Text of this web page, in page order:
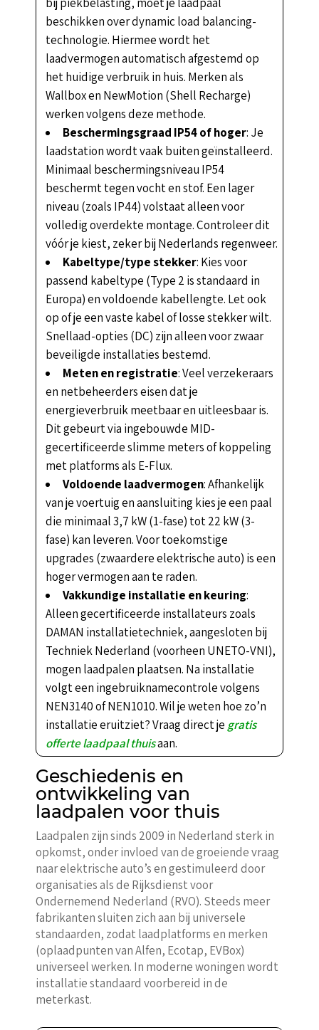
beschikken over dynamic load balancing-
technologie. Hiermee wordt het
laadvermogen automatisch afgestemd op
het huidige verbruik in huis. Merken als
Wallbox en NewMotion (Shell Recharge)
werken volgens deze methode.
Beschermingsgraad IP54 of hoger: Je
laadstation wordt vaak buiten geïnstalleerd.
Minimaal beschermingsniveau IP54
beschermt tegen vocht en stof. Een lager
niveau (zoals IP44) volstaat alleen voor
volledig overdekte montage. Controleer dit
vóór je kiest, zeker bij Nederlands regenweer.
Kabeltype/type stekker: Kies voor
passend kabeltype (Type 2 is standaard in
Europa) en voldoende kabellengte. Let ook
op of je een vaste kabel of losse stekker wilt.
Snellaad-opties (DC) zijn alleen voor zwaar
beveiligde installaties bestemd.
Meten en registratie: Veel verzekeraars
en netbeheerders eisen dat je
energieverbruik meetbaar en uitleesbaar is.
Dit gebeurt via ingebouwde MID-
gecertificeerde slimme meters of koppeling
met platforms als E-Flux.
Voldoende laadvermogen: Afhankelijk
van je voertuig en aansluiting kies je een paal
die minimaal 3,7 kW (1-fase) tot 22 kW (3-
fase) kan leveren. Voor toekomstige
upgrades (zwaardere elektrische auto) is een
hoger vermogen aan te raden.
Vakkundige installatie en keuring:
Alleen gecertificeerde installateurs zoals
DAMAN installatietechniek, aangesloten bij
Techniek Nederland (voorheen UNETO-VNI),
mogen laadpalen plaatsen. Na installatie
volgt een ingebruiknamecontrole volgens
NEN3140 of NEN1010. Wil je weten hoe zo’n
installatie eruitziet? Vraag direct je gratis
offerte laadpaal thuisaan.
Geschiedenis en
ontwikkeling van
laadpalen voor thuis
Laadpalen zijn sinds 2009 in Nederland sterk in
opkomst, onder invloed van de groeiende vraag
naar elektrische auto’s en gestimuleerd door
organisaties als de Rijksdienst voor
Ondernemend Nederland (RVO). Steeds meer
fabrikanten sluiten zich aan bij universele
standaarden, zodat laadplatforms en merken
(oplaadpunten van Alfen, Ecotap, EVBox)
universeel werken. In moderne woningen wordt
installatie standaard voorbereid in de
meterkast.